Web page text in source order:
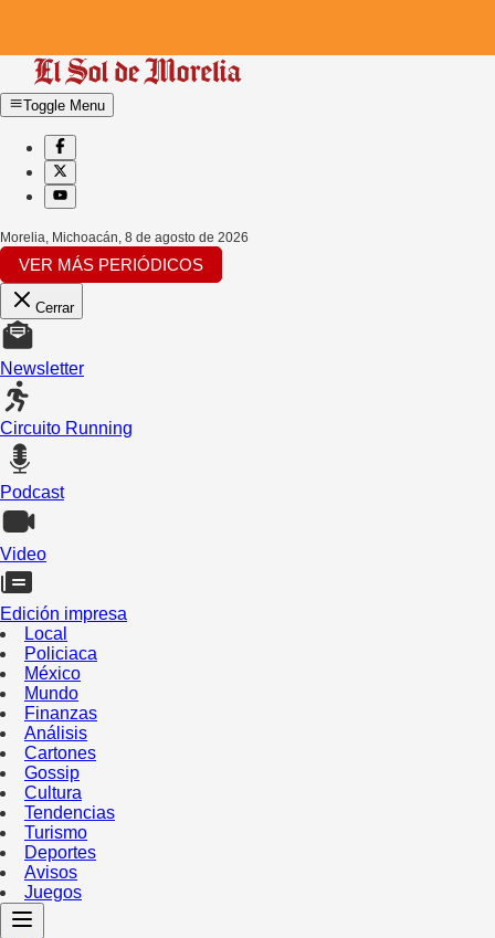
Toggle Menu
Morelia, Michoacán, 8 de agosto de 2026
VER MÁS PERIÓDICOS
Cerrar
Newsletter
Circuito Running
Podcast
Video
Edición impresa
Local
Policiaca
México
Mundo
Finanzas
Análisis
Cartones
Gossip
Cultura
Tendencias
Turismo
Deportes
Avisos
Juegos